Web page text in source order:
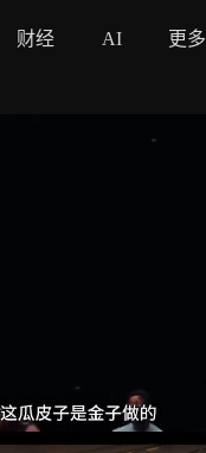
财经 AI 更多